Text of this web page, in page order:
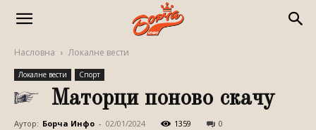
Насловна Локалне вести
Локалне вести Спорт
Маторци поново скачу
Аутор: Борча Инфо - 02/01/2024 1359 0